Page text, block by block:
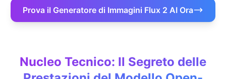
Prova il Generatore di Immagini Flux 2 AI Ora
Nucleo Tecnico: Il Segreto delle